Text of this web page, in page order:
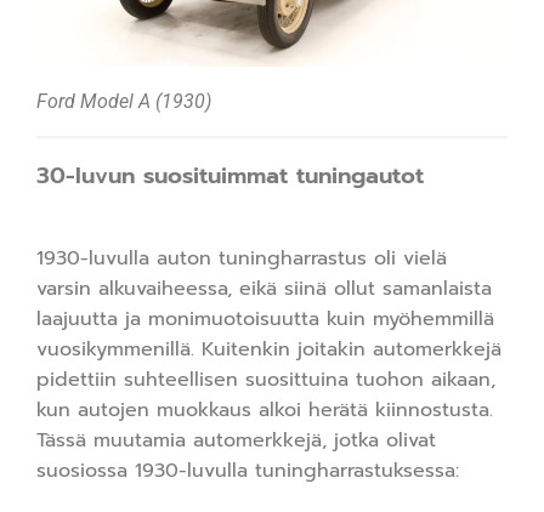
Ford Model A (1930)
30-luvun suosituimmat tuningautot
1930-luvulla auton tuningharrastus oli vielä
varsin alkuvaiheessa, eikä siinä ollut samanlaista
laajuutta ja monimuotoisuutta kuin myöhemmillä
vuosikymmenillä. Kuitenkin joitakin automerkkejä
pidettiin suhteellisen suosittuina tuohon aikaan,
kun autojen muokkaus alkoi herätä kiinnostusta.
Tässä muutamia automerkkejä, jotka olivat
suosiossa 1930-luvulla tuningharrastuksessa: